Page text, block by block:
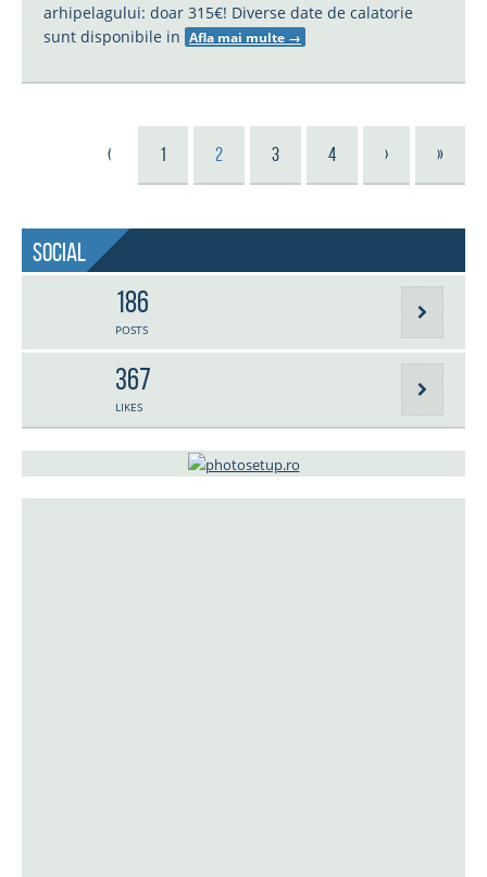
arhipelagului: doar 315€! Diverse date de calatorie
sunt disponibile in Afla mai multe →
‹ 1 2 3 4 › »
Social
186
POSTS
367
LIKES